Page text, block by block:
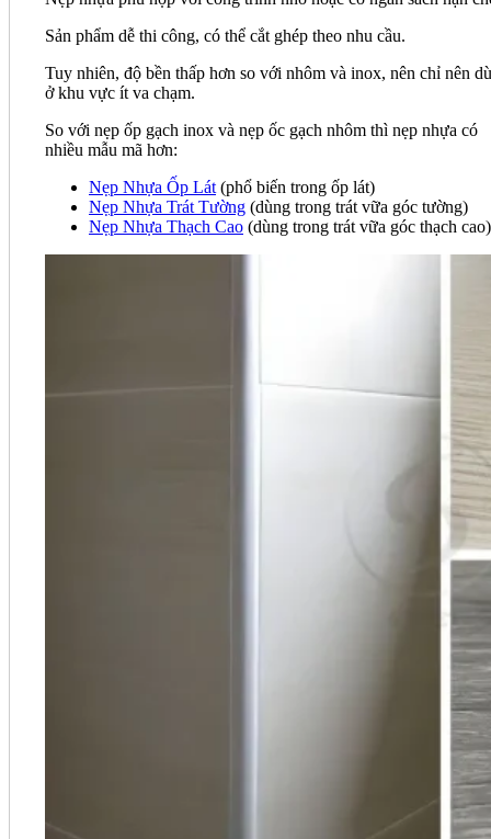
Sản phẩm dễ thi công, có thể cắt ghép theo nhu cầu.
Tuy nhiên, độ bền thấp hơn so với nhôm và inox, nên chỉ nên
ở khu vực ít va chạm.
So với nẹp ốp gạch inox và nẹp ốc gạch nhôm thì nẹp nhựa có
nhiều mẫu mã hơn:
Nẹp Nhựa Ốp Lát (phổ biến trong ốp lát)
Nẹp Nhựa Trát Tường (dùng trong trát vữa góc tường)
Nẹp Nhựa Thạch Cao (dùng trong trát vữa góc thạch cao)